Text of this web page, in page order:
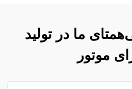
ما در تولید
موتور